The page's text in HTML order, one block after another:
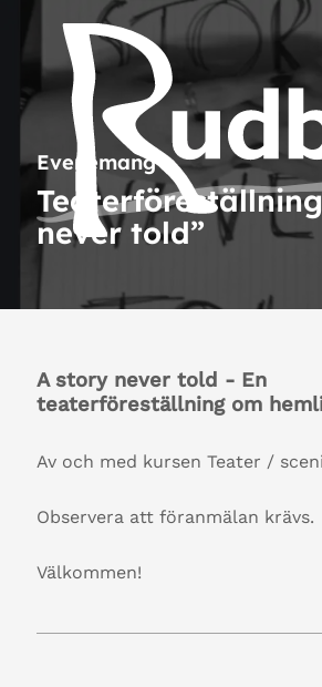
Evenemang
never told”
A story never told - En
teaterföreställning om
Av och med kursen Teater /
Observera att föranmälan krävs.
Välkommen!